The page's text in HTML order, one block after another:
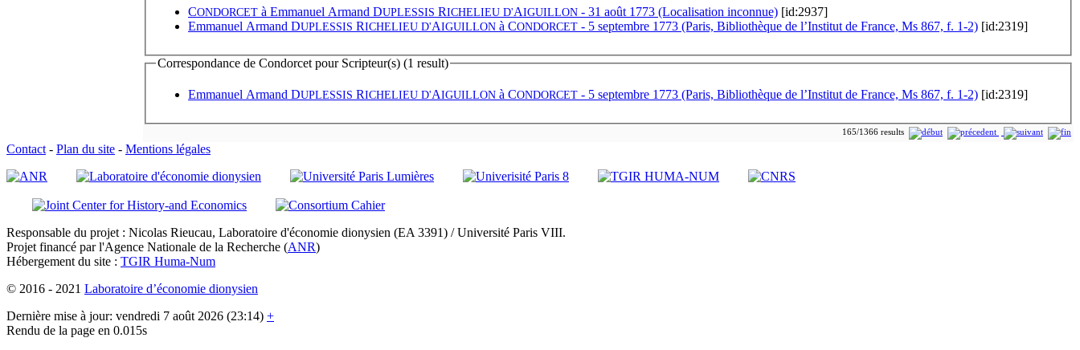
CONDORCET à Emmanuel Armand DUPLESSIS RICHELIEU D'AIGUILLON - 31 août 1773 (Localisation inconnue) [id:2937]
Emmanuel Armand DUPLESSIS RICHELIEU D'AIGUILLON à CONDORCET - 5 septembre 1773 (Paris, Bibliothèque de l’Institut de France, Ms 867, f. 1-2) [id:2319]
Correspondance de Condorcet pour Scripteur(s) (1 result)
Emmanuel Armand DUPLESSIS RICHELIEU D'AIGUILLON à CONDORCET - 5 septembre 1773 (Paris, Bibliothèque de l’Institut de France, Ms 867, f. 1-2) [id:2319]
165/1366 results
Contact - Plan du site - Mentions légales
Responsable du projet : Nicolas Rieucau, Laboratoire d'économie dionysien (EA 3391) / Université Paris VIII.
Projet financé par l'Agence Nationale de la Recherche (ANR)
Hébergement du site : TGIR Huma-Num
© 2016 - 2021 Laboratoire d’économie dionysien
Dernière mise à jour: vendredi 7 août 2026 (23:14) +
Rendu de la page en 0.015s